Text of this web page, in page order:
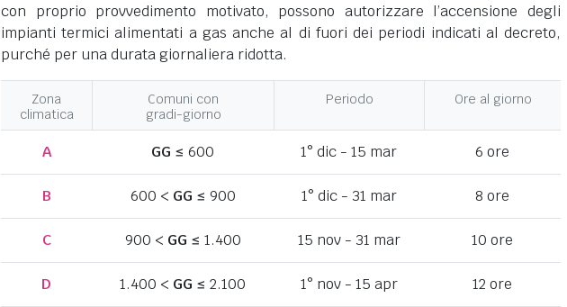
con proprio provvedimento motivato, possono autorizzare l’accensione degli
impianti termici alimentati a gas anche al di fuori dei periodi indicati al decreto,
purché per una durata giornaliera ridotta.
Zona
climatica
Comuni con
gradi-giorno
Periodo Ore al giorno
A GG ≤ 600 1° dic - 15 mar 6 ore
B 600 < GG ≤ 900 1° dic - 31 mar 8 ore
C 900 < GG ≤ 1.400 15 nov - 31 mar 10 ore
D 1.400 < GG ≤ 2.100 1° nov - 15 apr 12 ore